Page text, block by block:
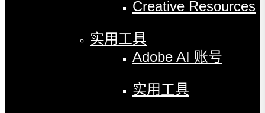
Creative Resources
实用工具
Adobe AI 账号
实用工具